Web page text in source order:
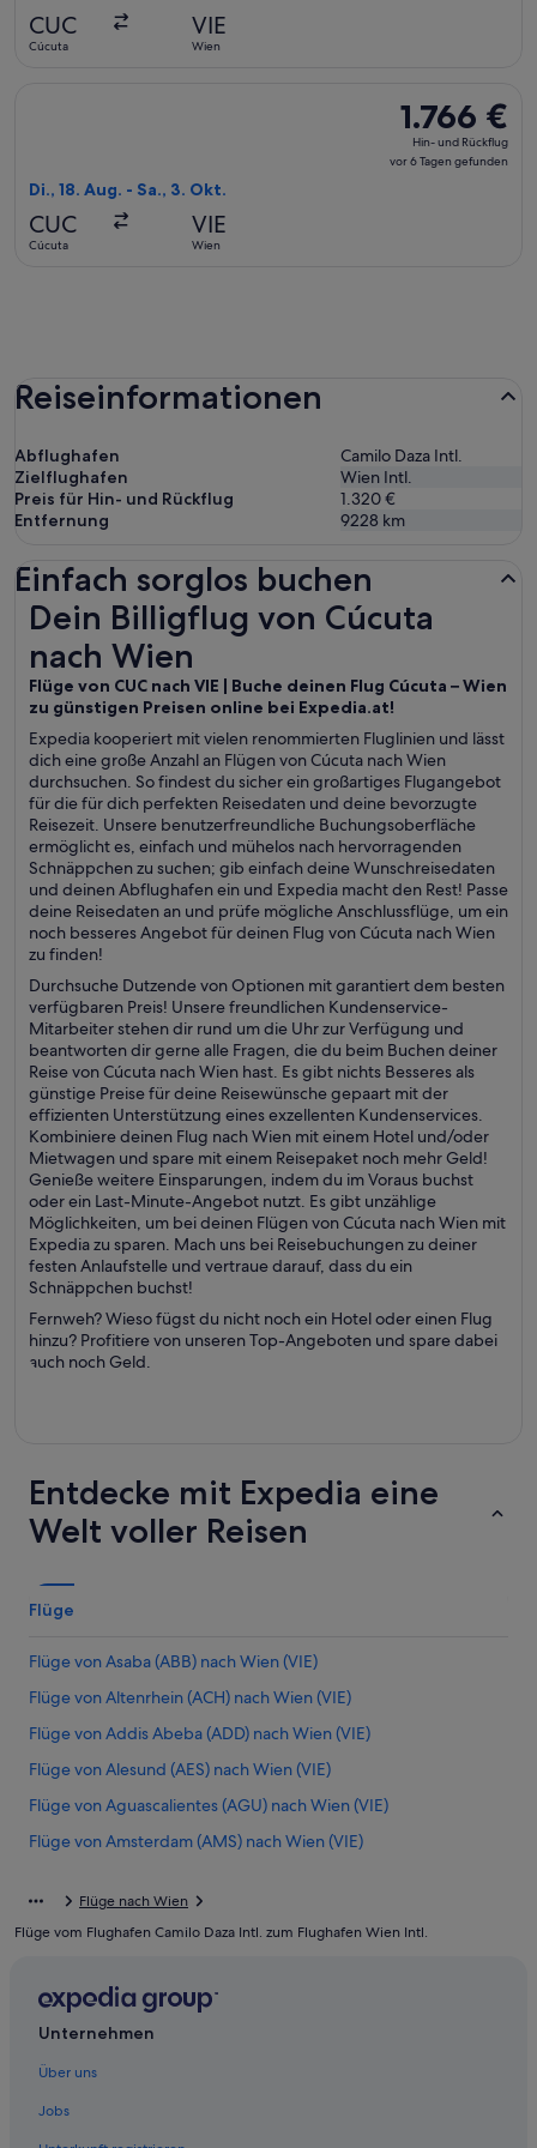
CUC
Cúcuta
VIE
Wien
1.766 €
Hin-
und
1.766 €
Hin- und Rückflug
vor 6 Tagen gefunden
Di., 18. Aug. - Sa., 3. Okt.
CUC
Cúcuta
VIE
Wien
Reiseinformationen
Abflughafen
Camilo Daza Intl.
Zielflughafen
Wien Intl.
Preis für Hin- und Rückflug
1.320 €
Entfernung
9228 km
Einfach sorglos buchen
Dein Billigflug von Cúcuta
nach Wien
Flüge von CUC nach VIE | Buche deinen Flug Cúcuta – Wien
zu günstigen Preisen online bei Expedia.at!
Expedia kooperiert mit vielen renommierten Fluglinien und lässt
dich eine große Anzahl an Flügen von Cúcuta nach Wien
durchsuchen. So findest du sicher ein großartiges Flugangebot
für die für dich perfekten Reisedaten und deine bevorzugte
Reisezeit. Unsere benutzerfreundliche Buchungsoberfläche
ermöglicht es, einfach und mühelos nach hervorragenden
Schnäppchen zu suchen; gib einfach deine Wunschreisedaten
und deinen Abflughafen ein und Expedia macht den Rest! Passe
deine Reisedaten an und prüfe mögliche Anschlussflüge, um ein
noch besseres Angebot für deinen Flug von Cúcuta nach Wien
zu finden!
Durchsuche Dutzende von Optionen mit garantiert dem besten
verfügbaren Preis! Unsere freundlichen Kundenservice-
Mitarbeiter stehen dir rund um die Uhr zur Verfügung und
beantworten dir gerne alle Fragen, die du beim Buchen deiner
Reise von Cúcuta nach Wien hast. Es gibt nichts Besseres als
günstige Preise für deine Reisewünsche gepaart mit der
effizienten Unterstützung eines exzellenten Kundenservices.
Kombiniere deinen Flug nach Wien mit einem Hotel und/oder
Mietwagen und spare mit einem Reisepaket noch mehr Geld!
Genieße weitere Einsparungen, indem du im Voraus buchst
oder ein Last-Minute-Angebot nutzt. Es gibt unzählige
Möglichkeiten, um bei deinen Flügen von Cúcuta nach Wien mit
Expedia zu sparen. Mach uns bei Reisebuchungen zu deiner
festen Anlaufstelle und vertraue darauf, dass du ein
Schnäppchen buchst!
Fernweh? Wieso fügst du nicht noch ein Hotel oder einen Flug
hinzu? Profitiere von unseren Top-Angeboten und spare dabei
auch noch Geld.
Dein Billigflug von Cúcuta nach Wien
Entdecke mit Expedia eine
Welt voller Reisen
Flüge
Flüge von Asaba (ABB) nach Wien (VIE)
Flüge von Altenrhein (ACH) nach Wien (VIE)
Flüge von Addis Abeba (ADD) nach Wien (VIE)
Flüge von Alesund (AES) nach Wien (VIE)
Flüge von Aguascalientes (AGU) nach Wien (VIE)
Flüge von Amsterdam (AMS) nach Wien (VIE)
Flüge von Athen (ATH) nach Wien (VIE)
Flüge von Armenia (AXM) nach Wien (VIE)
Flüge nach Wien
Flüge vom Flughafen Camilo Daza Intl. zum Flughafen Wien Intl.
Unternehmen
Über uns
Jobs